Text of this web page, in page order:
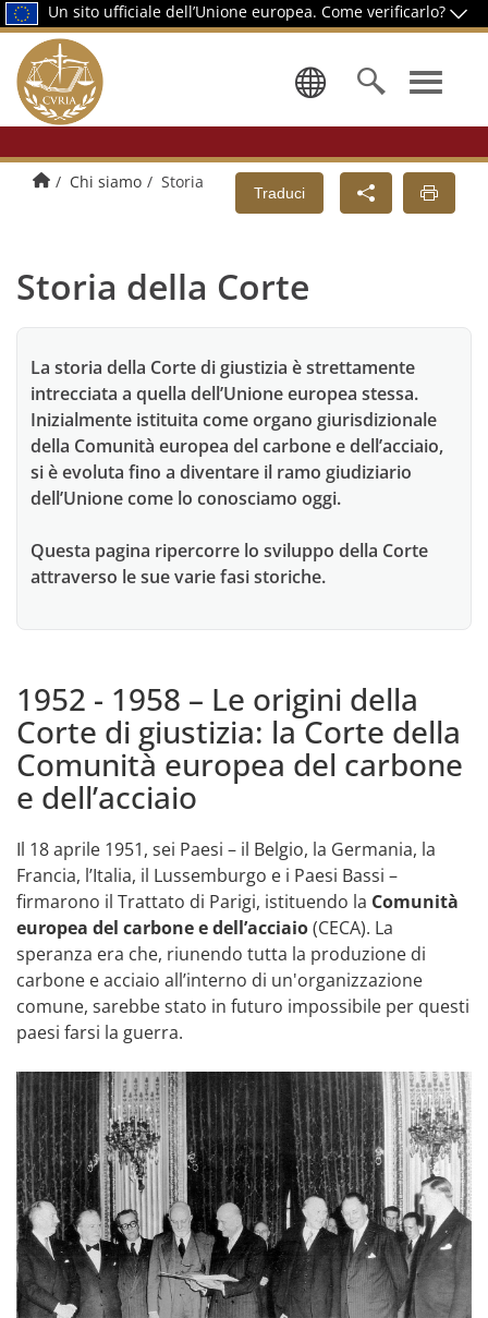
Un sito ufficiale dell’Unione europea. Come verificarlo?
Pagina di presentazione
Chi siamo Storia
Traduci
Storia della Corte
La storia della Corte di giustizia è strettamente
intrecciata a quella dell’Unione europea stessa.
Inizialmente istituita come organo giurisdizionale
della Comunità europea del carbone e dell’acciaio,
si è evoluta fino a diventare il ramo giudiziario
dell’Unione come lo conosciamo oggi.
Questa pagina ripercorre lo sviluppo della Corte
attraverso le sue varie fasi storiche.
1952 - 1958 – Le origini della
Corte di giustizia: la Corte della
Comunità europea del carbone
e dell’acciaio
Il 18 aprile 1951, sei Paesi – il Belgio, la Germania, la
Francia, l’Italia, il Lussemburgo e i Paesi Bassi –
firmarono il Trattato di Parigi, istituendo la Comunità
europea del carbone e dell’acciaio(CECA). La
speranza era che, riunendo tutta la produzione di
carbone e acciaio all’interno di un'organizzazione
comune, sarebbe stato in futuro impossibile per questi
paesi farsi la guerra.